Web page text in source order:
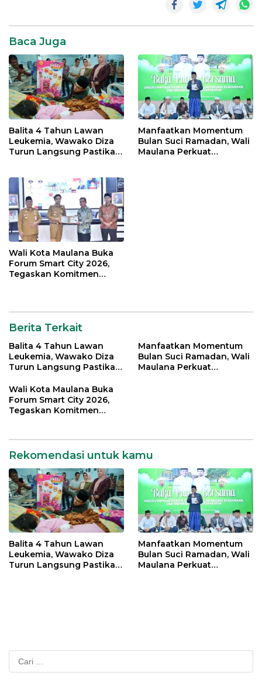
Tanjab
Barat
Baca Juga
Balita 4 Tahun Lawan
Leukemia, Wawako Diza
Turun Langsung Pastikan
Manfaatkan Momentum
Bulan Suci Ramadan, Wali
Maulana Perkuat
Wali Kota Maulana Buka
Forum Smart City 2026,
Tegaskan Komitmen
Berita Terkait
Balita 4 Tahun Lawan
Leukemia, Wawako Diza
Turun Langsung Pastikan
Manfaatkan Momentum
Bulan Suci Ramadan, Wali
Maulana Perkuat
Wali Kota Maulana Buka
Forum Smart City 2026,
Tegaskan Komitmen
Rekomendasi untuk kamu
Balita 4 Tahun Lawan
Leukemia, Wawako Diza
Turun Langsung Pastikan
Manfaatkan Momentum
Bulan Suci Ramadan, Wali
Maulana Perkuat
Cari
untuk: